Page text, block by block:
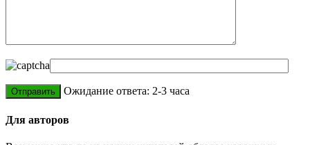
Ожидание ответа: 2-3 часа
Для авторов